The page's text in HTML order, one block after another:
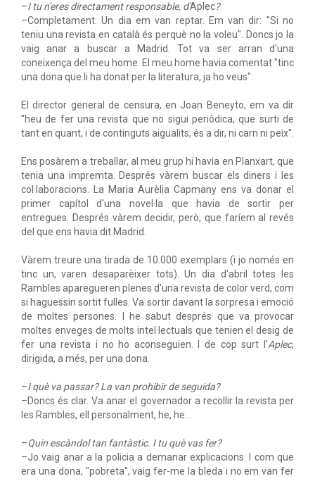
–I tu n'eres directament responsable, d'Aplec?
–Completament. Un dia em van reptar. Em van dir: "Si no
teniu una revista en català és perquè no la voleu". Doncs jo la
vaig anar a buscar a Madrid. Tot va ser arran d'una
coneixença del meu home. El meu home havia comentat "tinc
una dona que li ha donat per la literatura, ja ho veus".
El director general de censura, en Joan Beneyto, em va dir
"heu de fer una revista que no sigui periòdica, que surti de
tant en quant, i de continguts aigualits, és a dir, ni carn ni peix".
Ens posàrem a treballar, al meu grup hi havia en Planxart, que
tenia una impremta. Després vàrem buscar els diners i les
col·laboracions. La Maria Aurèlia Capmany ens va donar el
primer capítol d'una novel·la que havia de sortir per
entregues. Després vàrem decidir, però, que faríem al revés
del que ens havia dit Madrid.
Vàrem treure una tirada de 10.000 exemplars (i jo només en
tinc un, varen desaparèixer tots). Un dia d'abril totes les
Rambles aparegueren plenes d'una revista de color verd, com
si haguessin sortit fulles. Va sortir davant la sorpresa i emoció
de moltes persones. I he sabut després que va provocar
moltes enveges de molts intel·lectuals que tenien el desig de
fer una revista i no ho aconseguien. I de cop surt l'Aplec,
dirigida, a més, per una dona.
–I què va passar? La van prohibir de seguida?
–Doncs és clar. Va anar el governador a recollir la revista per
les Rambles, ell personalment, he, he…
–Quin escàndol tan fantàstic. I tu què vas fer?
–Jo vaig anar a la policia a demanar explicacions. I com que
era una dona, "pobreta", vaig fer-me la bleda i no em van fer